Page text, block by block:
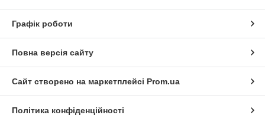
Графік роботи
Повна версія сайту
Сайт створено на маркетплейсі Prom.ua
Політика конфіденційності